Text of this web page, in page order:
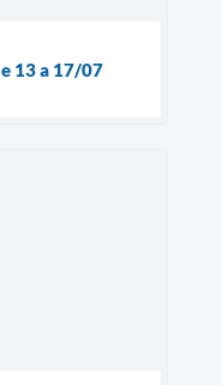
13 a 17/07